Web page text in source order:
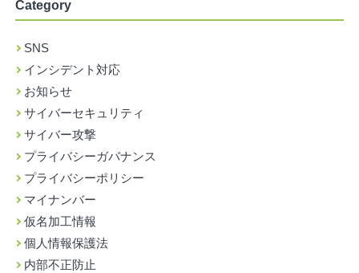
Category
SNS
インシデント対応
お知らせ
サイバーセキュリティ
サイバー攻撃
プライバシーガバナンス
プライバシーポリシー
マイナンバー
仮名加工情報
個人情報保護法
内部不正防止